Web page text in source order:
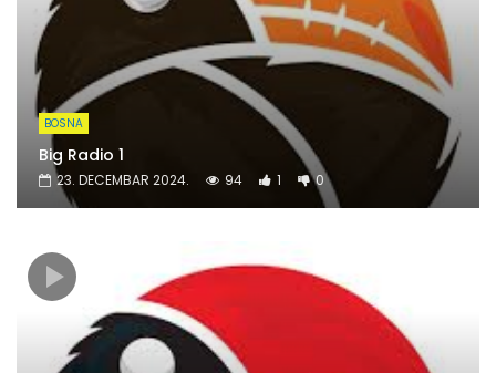
BOSNA
Big Radio 1
23. DECEMBAR 2024. 94 1 0